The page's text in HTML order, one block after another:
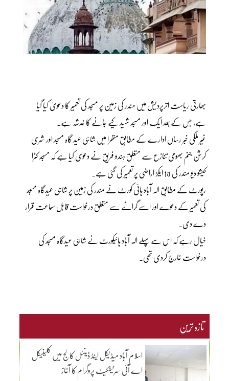
بھارتی ریاست اترپردیش میں مندر کی زمین پر مسجد کی تعمیر کا دعویٰ کیا گیا
ہے، جس کے بعد ایک اور مسجد شہید کیے جانے کا خدشہ ہے۔
غیر ملکی خبر رساں ادارے کے مطابق متھرا میں شاہی عید گاہ مسجد اور شری
کرشن جنم بھومی تنازع سے متعلق ہندو فریق نے دعویٰ کیا ہے کہ مسجد کٹرا
کیشو دیو مندر کی 13 ایکڑ اراضی پر تعمیر کی گئی ہے۔
رپورٹ کے مطابق الہ آباد ہائی کورٹ نے مندر کی زمین پر شاہی عیدگاہ مسجد
کی تعمیر کے دعوے اور اسے گرانے سے متعلق درخواست قابل سماعت قرار
دے دی۔
خیال رہے کہ اس سے پہلے الہ آباد ہائیکورٹ نے شاہی عیدگاہ مسجد کی
درخواست خارج کردی تھی۔
تازہ ترین
اسلام آباد میڈیکل اینڈ ڈینٹل کالج میں کلینیکل
اے آئی سرٹیفکیٹ پروگرام کا آغاز